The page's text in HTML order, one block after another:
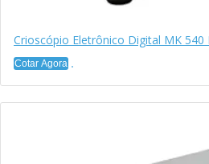
Crioscópio Eletrônico Digital MK 540
Cotar Agora